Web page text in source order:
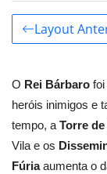
Layout
O Rei Bárbaro
heróis inimigos e
tempo, a Torre
Vila e os
Fúriaaumenta o